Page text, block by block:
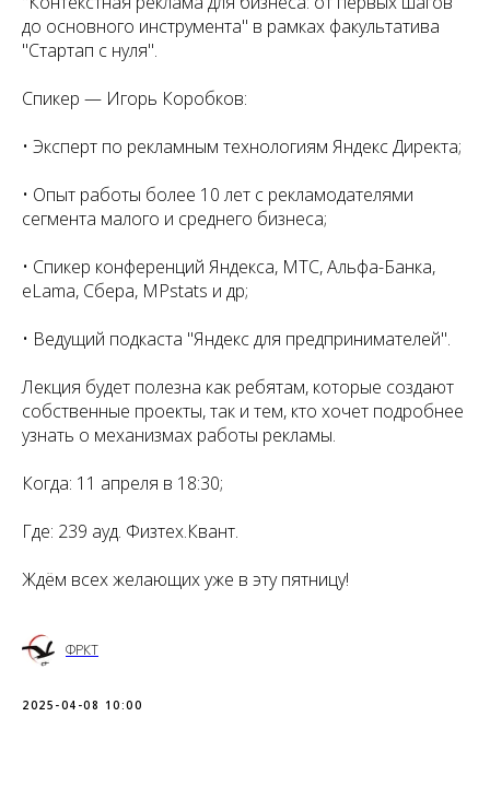
до основного инструмента" в рамках факультатива
"Стартап с нуля".
Спикер — Игорь Коробков:
• Эксперт по рекламным технологиям Яндекс Директа;
• Опыт работы более 10 лет с рекламодателями
сегмента малого и среднего бизнеса;
• Спикер конференций Яндекса, МТС, Альфа-Банка,
eLama, Сбера, MPstats и др;
• Ведущий подкаста "Яндекс для предпринимателей".
Лекция будет полезна как ребятам, которые создают
собственные проекты, так и тем, кто хочет подробнее
узнать о механизмах работы рекламы.
Когда: 11 апреля в 18:30;
Где: 239 ауд. Физтех.Квант.
Ждём всех желающих уже в эту пятницу!
ФРКТ
2025-04-08 10:00